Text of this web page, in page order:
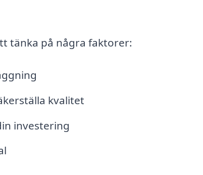
tänka på några faktorer:
kvalitet
investering